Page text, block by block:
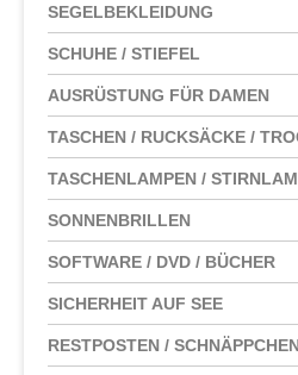
SEGELBEKLEIDUNG
SCHUHE / STIEFEL
AUSRÜSTUNG FÜR DAMEN
TASCHEN / RUCKSÄCKE /
TASCHENLAMPEN /
SONNENBRILLEN
SOFTWARE / DVD / BÜCHER
SICHERHEIT AUF SEE
RESTPOSTEN / SCHNÄPPCHEN